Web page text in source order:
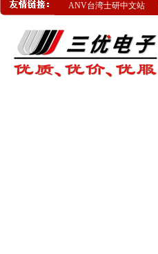
ANV台湾士研中文站